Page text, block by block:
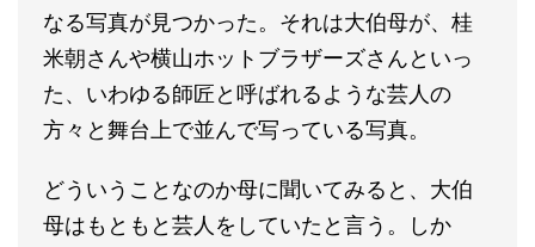
なる写真が見つかった。それは大伯母が、桂
米朝さんや横山ホットブラザーズさんといっ
た、いわゆる師匠と呼ばれるような芸人の
方々と舞台上で並んで写っている写真。
どういうことなのか母に聞いてみると、大伯
母はもともと芸人をしていたと言う。しか